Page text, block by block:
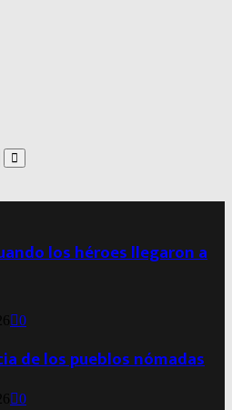
Search
los héroes llegaron a
0
de los pueblos nómadas
0